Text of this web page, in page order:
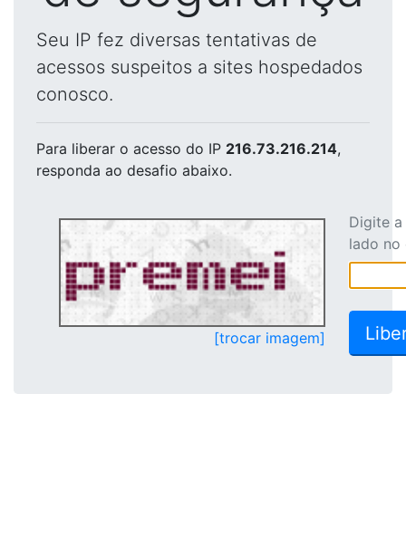
Seu IP fez diversas tentativas de
acessos suspeitos a sites hospedados
conosco.
Para liberar o acesso do IP 216.73.216.214,
responda ao desafio abaixo.
[trocar imagem]
Digite
lado no